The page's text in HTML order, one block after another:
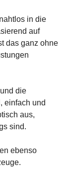
in die
auf
das ganz ohne
die
einfach und
aus,
sind.
ebenso